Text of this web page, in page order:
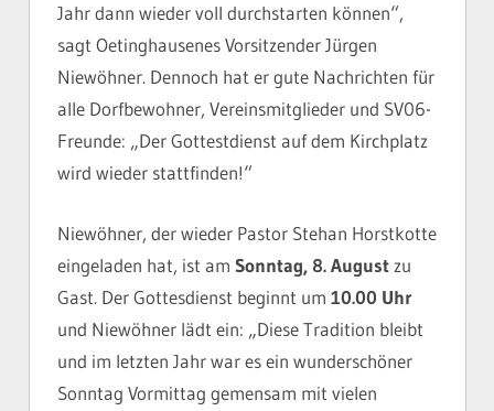
Jahr dann wieder voll durchstarten können“,
sagt Oetinghausenes Vorsitzender Jürgen
Niewöhner. Dennoch hat er gute Nachrichten für
alle Dorfbewohner, Vereinsmitglieder und SV06-
Freunde: „Der Gottestdienst auf dem Kirchplatz
wird wieder stattfinden!“
Niewöhner, der wieder Pastor Stehan Horstkotte
eingeladen hat, ist am Sonntag, 8. August zu
Gast. Der Gottesdienst beginnt um 10.00 Uhr
und Niewöhner lädt ein: „Diese Tradition bleibt
und im letzten Jahr war es ein wunderschöner
Sonntag Vormittag gemensam mit vielen